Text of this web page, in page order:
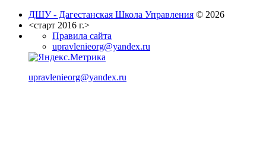
ДШУ - Дагестанская Школа Управления © 2026
<старт 2016 г.>
Правила сайта
upravlenieorg@yandex.ru
upravlenieorg@yandex.ru